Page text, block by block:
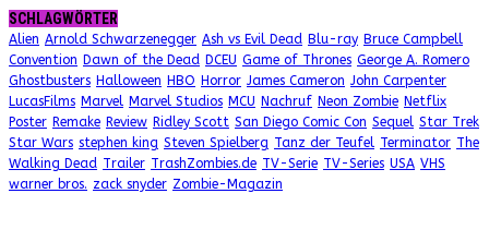
SCHLAGWÖRTER
Alien Arnold Schwarzenegger Ash vs Evil Dead Blu-ray Bruce Campbell
Convention Dawn of the Dead DCEU Game of Thrones George A. Romero
Ghostbusters Halloween HBO Horror James Cameron John Carpenter
LucasFilms Marvel Marvel Studios MCU Nachruf Neon Zombie Netflix
Poster Remake Review Ridley Scott San Diego Comic Con Sequel Star Trek
Star Wars stephen king Steven Spielberg Tanz der Teufel Terminator The
Walking Dead Trailer TrashZombies.de TV-Serie TV-Series USA VHS
warner bros. zack snyder Zombie-Magazin